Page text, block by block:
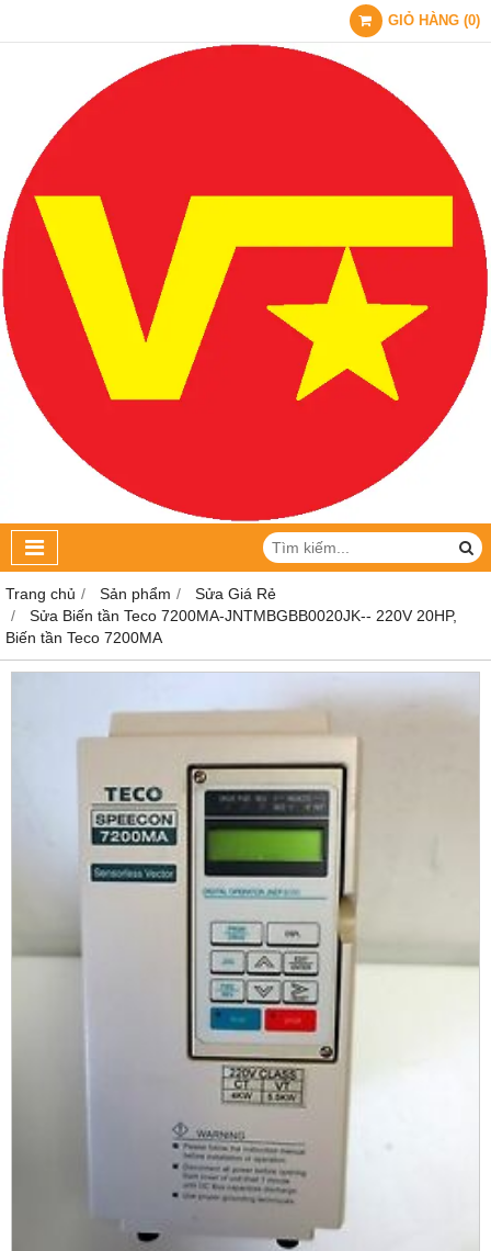
GIỎ HÀNG (0)
Trang chủ Sản phẩm
Sửa Giá Rẻ
Sửa Biến tần Teco 7200MA-JNTMBGBB0020JK-- 220V 20HP,
Biến tần Teco 7200MA